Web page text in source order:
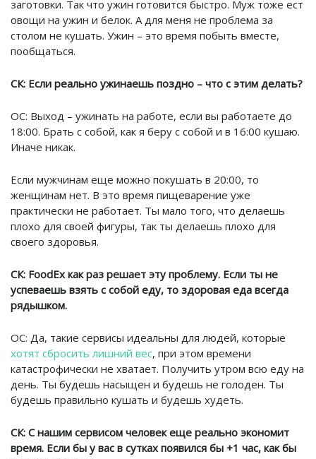
заготовки. Так что ужин готовится быстро. Муж тоже ест
овощи на ужин и белок. А для меня не проблема за
столом не кушать. Ужин – это время побыть вместе,
пообщаться.
СК: Если реально ужинаешь поздно – что с этим делать?
ОС: Выход – ужинать на работе, если вы работаете до
18:00. Брать с собой, как я беру с собой и в 16:00 кушаю.
Иначе никак.
Если мужчинам еще можно покушать в 20:00, то
женщинам нет. В это время пищеварение уже
практически не работает. Ты мало того, что делаешь
плохо для своей фигуры, так ты делаешь плохо для
своего здоровья.
СК: FoodEx как раз решает эту проблему. Если ты не
успеваешь взять с собой еду, то здоровая еда всегда
рядышком.
ОС: Да, такие сервисы идеальны для людей, которые
хотят сбросить лишний вес, при этом времени
катастрофически не хватает. Получить утром всю еду на
день. Ты будешь насыщен и будешь не голоден. Ты
будешь правильно кушать и будешь худеть.
СК: С нашим сервисом человек еще реально экономит
время. Если бы у вас в сутках появился бы +1 час, как бы